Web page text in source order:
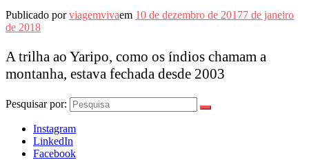
Publicado porviagemvivaem 10 de dezembro de 20177 de janeiro
de 2018
A trilha ao Yaripo, como os índios chamam a
montanha, estava fechada desde 2003
Pesquisar por:
Instagram
LinkedIn
Facebook